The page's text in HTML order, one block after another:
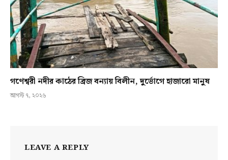
গণেশ্বরী নদীর কাঠের ব্রিজ বন্যায় বিলীন, দুর্ভোগে হাজারো মানুষ
আগস্ট ৭, ২০২৬
LEAVE A REPLY